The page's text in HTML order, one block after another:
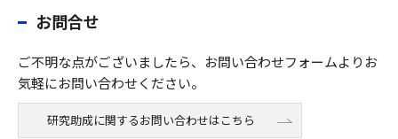
お問合せ
ご不明な点がございましたら、お問い合わせフォームよりお
気軽にお問い合わせください。
研究助成に関するお問い合わせはこちら